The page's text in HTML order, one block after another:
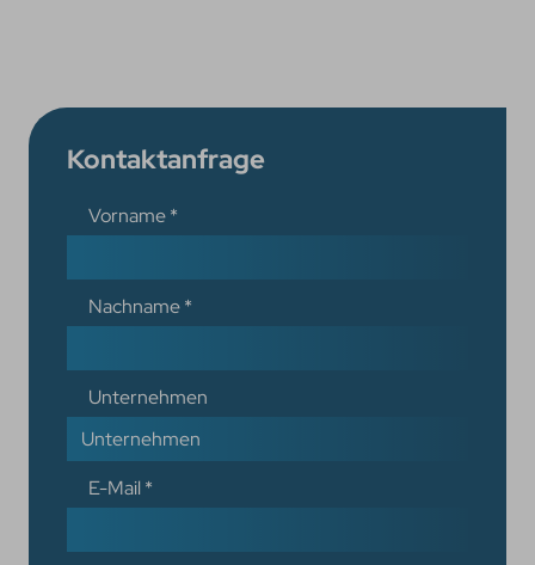
Kontaktanfrage
Vorname*
Nachname*
Unternehmen
E-Mail*